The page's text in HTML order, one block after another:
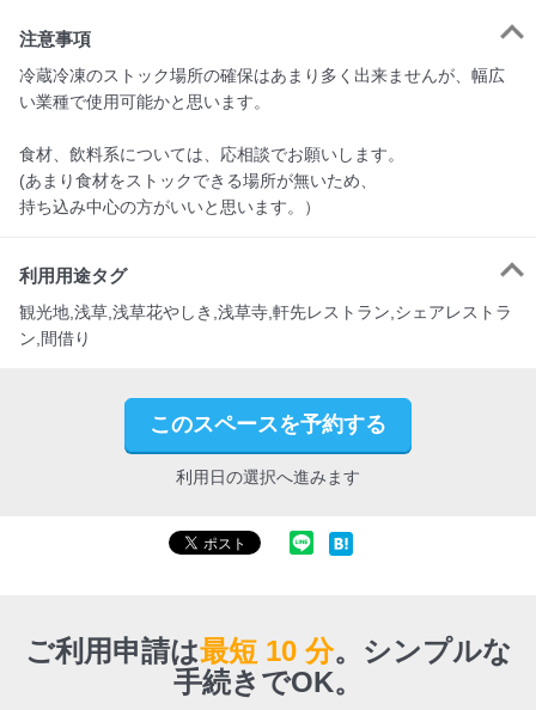
注意事項
冷蔵冷凍のストック場所の確保はあまり多く出来ませんが、幅広
い業種で使用可能かと思います。
食材、飲料系については、応相談でお願いします。
(あまり食材をストックできる場所が無いため、
利用用途タグ
観光地,浅草,浅草花やしき,浅草寺,軒先レストラン,シェアレストラ
ン,間借り
このスペースを予約する
利用日の選択へ進みます
ご利用申請は最短 10 分。 シンプルな
手続きでOK。